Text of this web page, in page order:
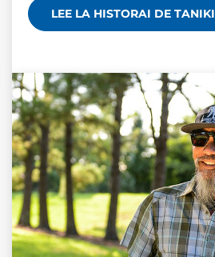
LEE LA HISTORAI DE TANIKI